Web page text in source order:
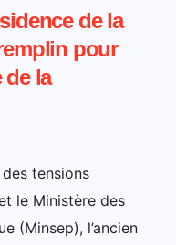
de la
pour
de la
tensions
le Ministère des
(Minsep), l’ancien